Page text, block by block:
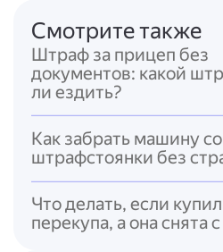
штраф по в
наступает
штраф в двойном
1000 рублей), арест
Обжалование
постановление о
вручения копии.
начальнику
Смотрите также
Штраф за прицеп без
документов: какой
ли ездить?
Как забрать машину со
штрафстоянки без
Что делать, если купил машину у
перекупа, а она снята